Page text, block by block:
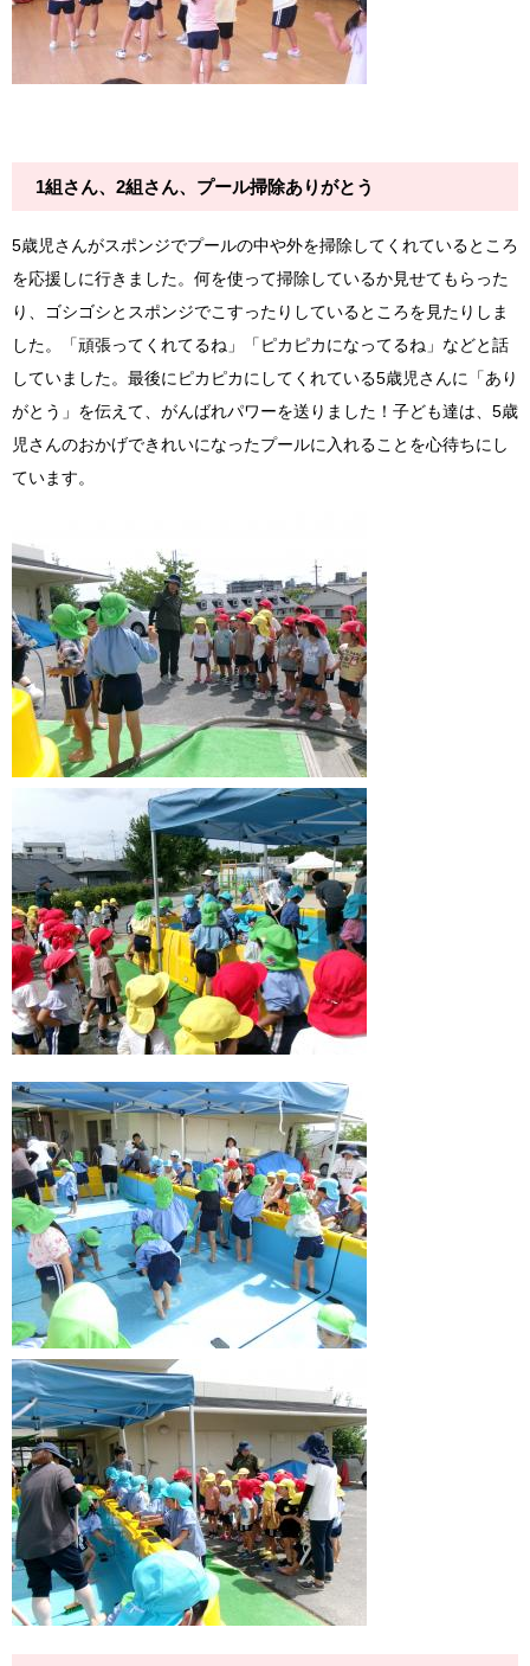
1組さん、2組さん、プール掃除ありがとう
5歳児さんがスポンジでプールの中や外を掃除してくれているところ
を応援しに行きました。何を使って掃除しているか見せてもらった
り、ゴシゴシとスポンジでこすったりしているところを見たりしま
した。「頑張ってくれてるね」「ピカピカになってるね」などと話
していました。最後にピカピカにしてくれている5歳児さんに「あり
がとう」を伝えて、がんばれパワーを送りました！子ども達は、5歳
児さんのおかげできれいになったプールに入れることを心待ちにし
ています。